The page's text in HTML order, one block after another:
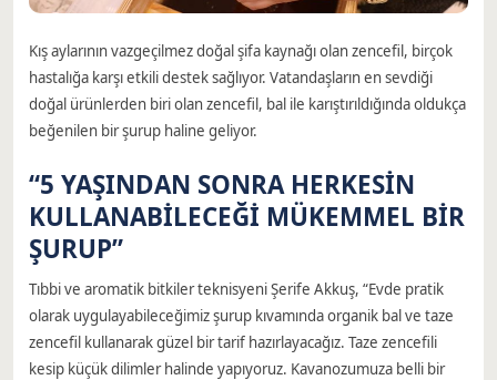
Kış aylarının vazgeçilmez doğal şifa kaynağı olan zencefil, birçok
hastalığa karşı etkili destek sağlıyor. Vatandaşların en sevdiği
doğal ürünlerden biri olan zencefil, bal ile karıştırıldığında oldukça
beğenilen bir şurup haline geliyor.
“5 YAŞINDAN SONRA HERKESİN
KULLANABİLECEĞİ MÜKEMMEL BİR
ŞURUP”
Tıbbi ve aromatik bitkiler teknisyeni Şerife Akkuş, “Evde pratik
olarak uygulayabileceğimiz şurup kıvamında organik bal ve taze
zencefil kullanarak güzel bir tarif hazırlayacağız. Taze zencefili
kesip küçük dilimler halinde yapıyoruz. Kavanozumuza belli bir